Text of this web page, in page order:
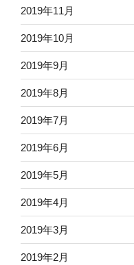
2019年11月
2019年10月
2019年9月
2019年8月
2019年7月
2019年6月
2019年5月
2019年4月
2019年3月
2019年2月